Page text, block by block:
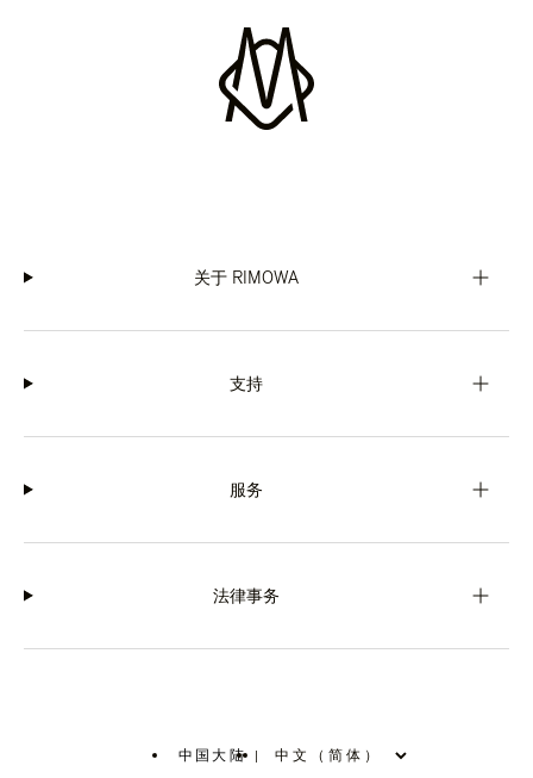
关于 RIMOWA
支持
服务
法律事务
中国大陆 |